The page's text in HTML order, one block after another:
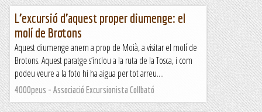
L’excursió d’aquest proper diumenge: el
molí de Brotons
Aquest diumenge anem a prop de Moià, a visitar el molí de
Brotons. Aquest paratge s’inclou a la ruta de la Tosca, i com
podeu veure a la foto hi ha aigua per tot arreu....
4000peus - Associació Excursionista Collbató